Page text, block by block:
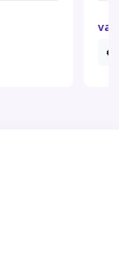
va.
€